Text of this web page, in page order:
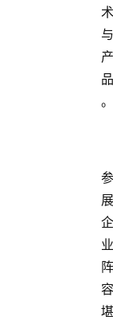
术
与
产
品
。
参
展
企
业
阵
容
堪